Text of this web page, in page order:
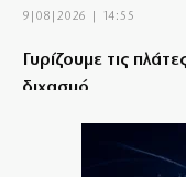
9|08|2026 | 14:55
Γυρίζουμε τις
διχασμό
Ρωσικά πλήγματα